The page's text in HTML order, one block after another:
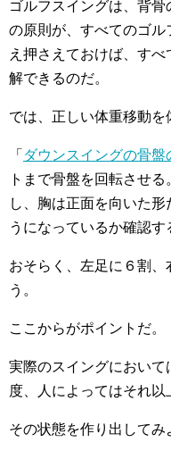
ゴルフスイングは、背
の原則が、すべてのゴル
え押さえておけば、す
解できるのだ。
では、正しい体重移動を
「 ダウンスイングの骨盤
トまで骨盤を回転させ
し、胸は正面を向いた
うになっているか確認す
おそらく、左足に６割
う。
ここからがポイントだ。
実際のスイングにおいて
度、人によってはそれ以
その状態を作り出してみ